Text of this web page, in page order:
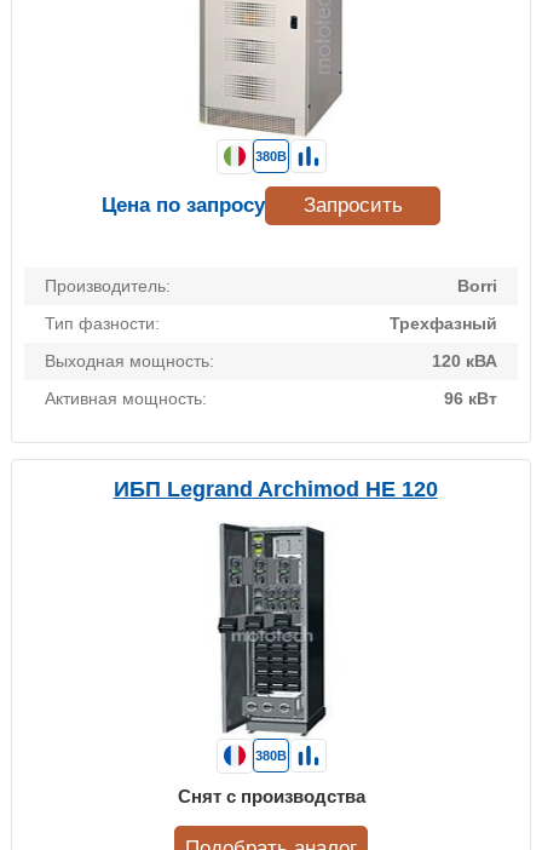
Производитель:
Borri
Тип фазности:
Трехфазный
Выходная мощность:
120 кВА
Активная мощность:
96 кВт
380В
Цена по запросу Запросить
ИБП Legrand Archimod HE 120
380В
Снят с производства